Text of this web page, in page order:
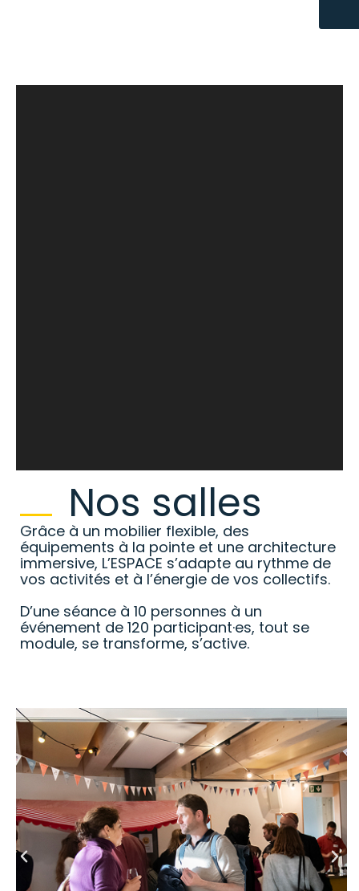
Nos salles
Grâce à un mobilier flexible, des
équipements à la pointe et une architecture
immersive, L’ESPACE s’adapte au rythme de
vos activités et à l’énergie de vos collectifs.
D’une séance à 10 personnes à un
événement de 120 participant·es, tout se
module, se transforme, s’active.